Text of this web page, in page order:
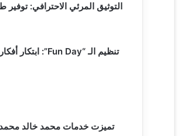
تميزت خدمات محمد خالد محمد